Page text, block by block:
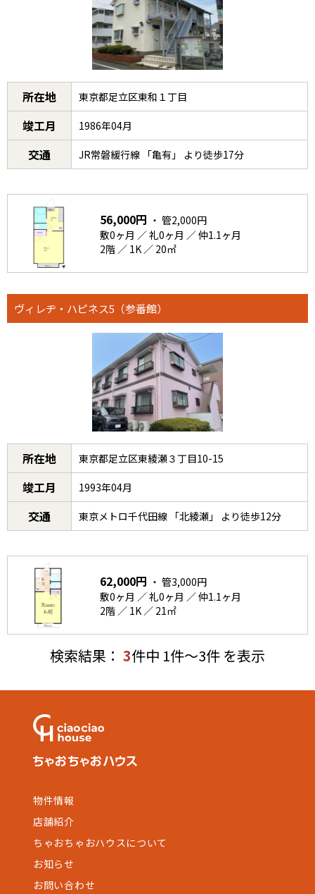
所在地 東京都足立区東和１丁目
竣工月 1986年04月
交通 JR常磐緩行線 「亀有」 より徒歩17分
56,000円 ・ 管2,000円
敷0ヶ月 ／ 礼0ヶ月 ／ 仲1.1ヶ月
2階 ／ 1K ／ 20㎡
ヴィレヂ・ハピネス5（参番館）
所在地 東京都足立区東綾瀬３丁目10-15
竣工月 1993年04月
交通 東京メトロ千代田線 「北綾瀬」 より徒歩12分
62,000円 ・ 管3,000円
敷0ヶ月 ／ 礼0ヶ月 ／ 仲1.1ヶ月
2階 ／ 1K ／ 21㎡
検索結果： 3件中 1件～3件 を表示
物件情報
店舗紹介
ちゃおちゃおハウスについて
お知らせ
お問い合わせ